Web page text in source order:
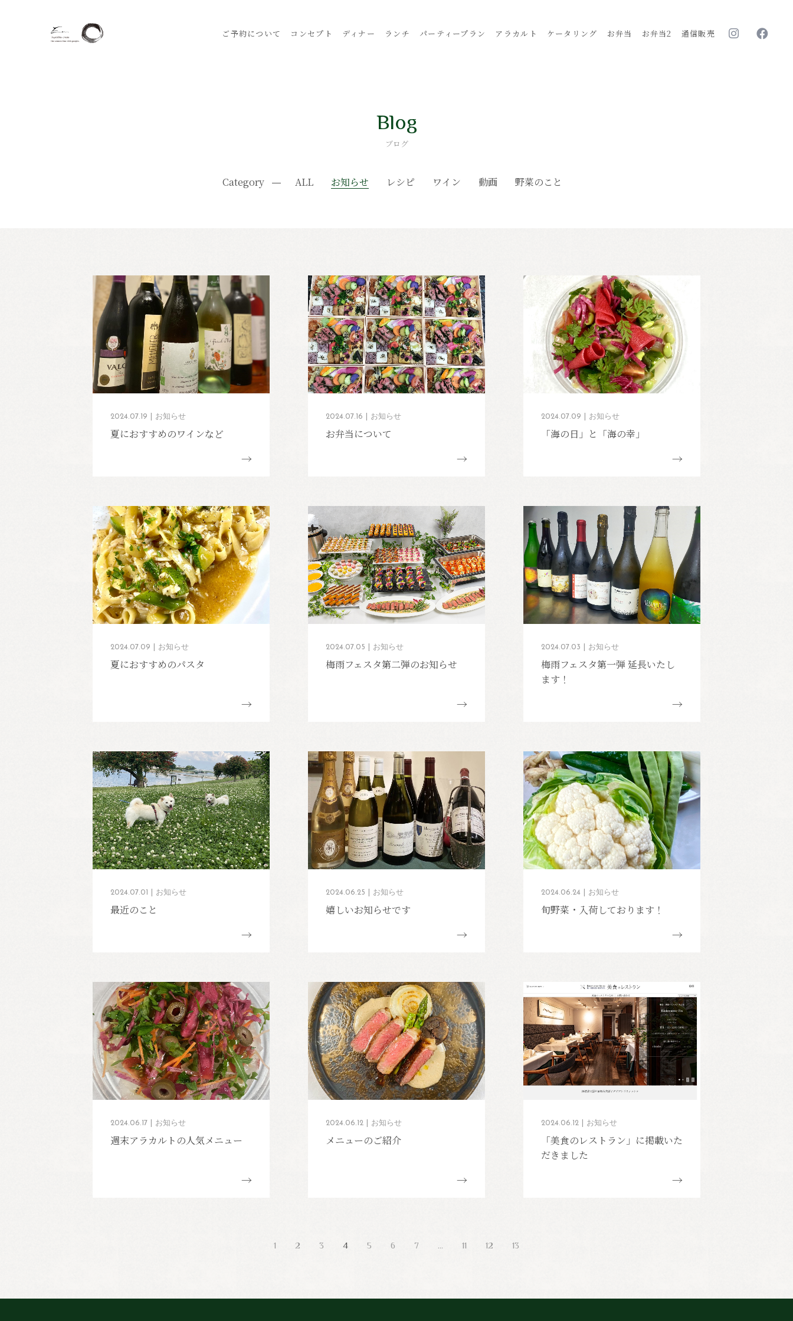
ご予約について コンセプト ディナー ランチ パーティープラン アラカルト ケータリング お弁当 お弁当2 通信販売
Blog
ブログ
Category ALL お知らせ レシピ ワイン 動画 野菜のこと
2024.07.19 お知らせ
夏におすすめのワインなど
2024.07.16 お知らせ
お弁当について
2024.07.09 お知らせ
「海の日」と「海の幸」
2024.07.09 お知らせ
夏におすすめのパスタ
2024.07.05 お知らせ
梅雨フェスタ第二弾のお知らせ
2024.07.03 お知らせ
梅雨フェスタ第一弾 延長いたし
ます！
2024.07.01 お知らせ
最近のこと
2024.06.25 お知らせ
嬉しいお知らせです
2024.06.24 お知らせ
旬野菜・入荷しております！
2024.06.17 お知らせ
週末アラカルトの人気メニュー
2024.06.12 お知らせ
メニューのご紹介
2024.06.12 お知らせ
「美食のレストラン」に掲載いた
だきました
1 2 3 4 5 6 7 … 11 12 13